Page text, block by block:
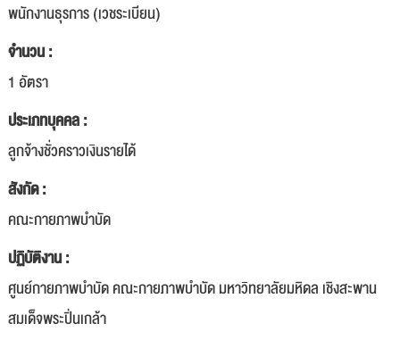
พนักงานธุรการ (เวชระเบียน)
จำนวน :
1 อัตรา
ประเภทบุคคล :
ลูกจ้างชั่วคราวเงินรายได้
สังกัด :
คณะกายภาพบำบัด
ปฏิบัติงาน :
ศูนย์กายภาพบำบัด คณะกายภาพบำบัด มหาวิทยาลัยมหิดล เชิงสะพาน
สมเด็จพระปิ่นเกล้า